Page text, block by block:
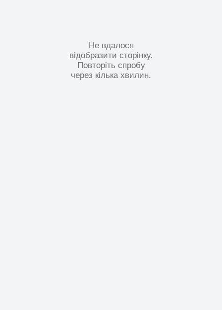
Не вдалося
відобразити сторінку.
Повторіть спробу
через кілька хвилин.